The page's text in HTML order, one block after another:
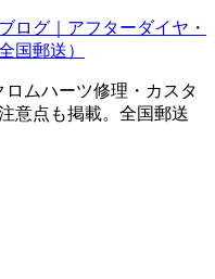
ログ｜アフターダイヤ・
国郵送）
ムハーツ修理・カスタ
意点も掲載。全国郵送